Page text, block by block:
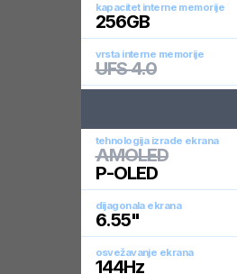
kapacitet interne memorije
256GB
vrsta interne memorije
UFS 4.0
tehnologija izrade ekrana
AMOLED
P-OLED
dijagonala ekrana
6.55"
osvežavanje ekrana
144Hz